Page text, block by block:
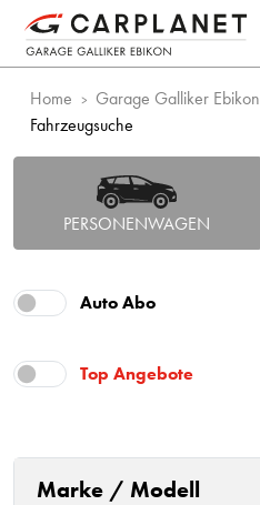
Home Garage Galliker Ebikon
Fahrzeugsuche
PERSONENWAGEN
Auto Abo
Top Angebote
Marke / Modell